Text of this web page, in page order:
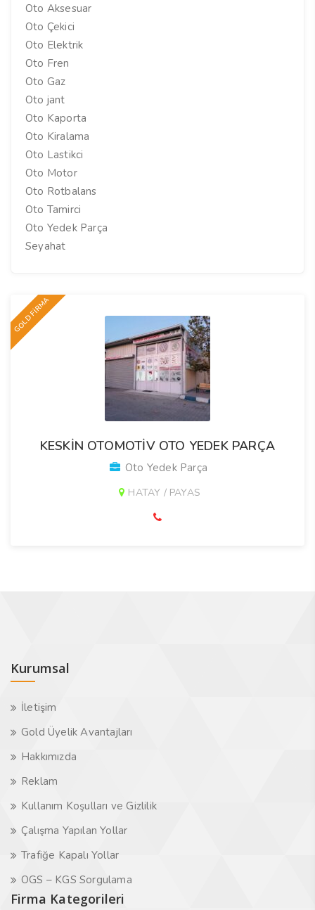
Oto Aksesuar
Oto Çekici
Oto Elektrik
Oto Fren
Oto Gaz
Oto jant
Oto Kaporta
Oto Kiralama
Oto Lastikci
Oto Motor
Oto Rotbalans
Oto Tamirci
Oto Yedek Parça
Seyahat
GOLD FİRMA
KESKİN OTOMOTİV OTO YEDEK PARÇA
Oto Yedek Parça
HATAY / PAYAS
Kurumsal
İletişim
Gold Üyelik Avantajları
Hakkımızda
Reklam
Kullanım Koşulları ve Gizlilik
Çalışma Yapılan Yollar
Trafiğe Kapalı Yollar
OGS – KGS Sorgulama
Firma Kategorileri